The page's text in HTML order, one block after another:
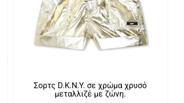
Σορτς D.K.N.Y. σε χρώμα χρυσό
μεταλλιζέ με ζώνη.